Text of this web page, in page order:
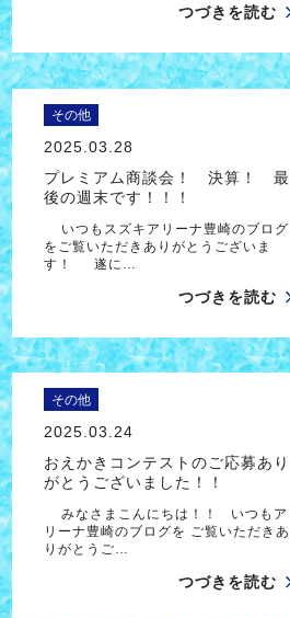
つづきを読む
その他
2025.03.28
プレミアム商談会！ 決算！ 最
後の週末です！！！
いつもスズキアリーナ豊崎のブログ
をご覧いただきありがとうございま
す！ 遂に…
つづきを読む
その他
2025.03.24
おえかきコンテストのご応募あり
がとうございました！！
みなさまこんにちは！！ いつもア
リーナ豊崎のブログを ご覧いただきあ
りがとうご…
つづきを読む